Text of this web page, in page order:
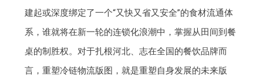
建起或深度绑定了一个“又快又省又安全”的食材流通体
系，谁就将在新一轮的连锁化浪潮中，掌握从田间到餐
桌的制胜权。对于扎根河北、志在全国的餐饮品牌而
言，重塑冷链物流版图，就是重塑自身发展的未来版